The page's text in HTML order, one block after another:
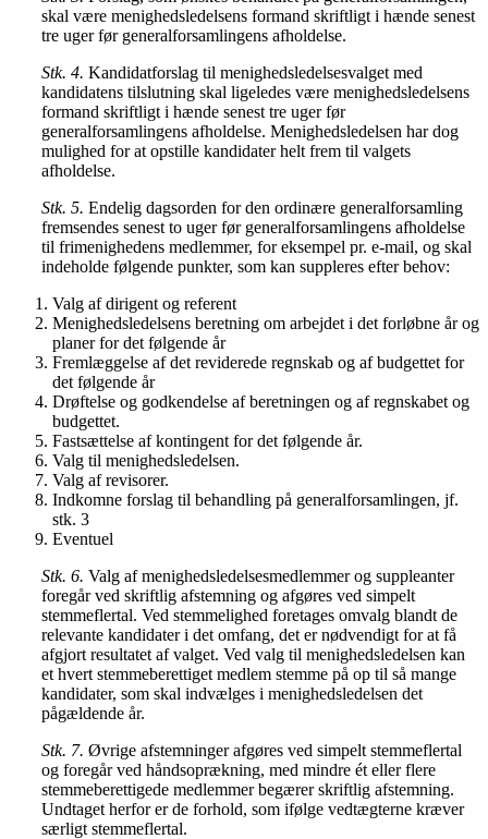
skal være menighedsledelsens formand skriftligt i hænde senest
tre uger før generalforsamlingens afholdelse.
Stk. 4. Kandidatforslag til menighedsledelsesvalget med
kandidatens tilslutning skal ligeledes være menighedsledelsens
formand skriftligt i hænde senest tre uger før
generalforsamlingens afholdelse. Menighedsledelsen har dog
mulighed for at opstille kandidater helt frem til valgets
afholdelse.
Stk. 5. Endelig dagsorden for den ordinære generalforsamling
fremsendes senest to uger før generalforsamlingens afholdelse
til frimenighedens medlemmer, for eksempel pr. e-mail, og skal
indeholde følgende punkter, som kan suppleres efter behov:
Valg af dirigent og referent
Menighedsledelsens beretning om arbejdet i det forløbne år og
planer for det følgende år
Fremlæggelse af det reviderede regnskab og af budgettet for
det følgende år
Drøftelse og godkendelse af beretningen og af regnskabet og
budgettet.
Fastsættelse af kontingent for det følgende år.
Valg til menighedsledelsen.
Valg af revisorer.
Indkomne forslag til behandling på generalforsamlingen, jf.
stk. 3
Eventuel
Stk. 6. Valg af menighedsledelsesmedlemmer og suppleanter
foregår ved skriftlig afstemning og afgøres ved simpelt
stemmeflertal. Ved stemmelighed foretages omvalg blandt de
relevante kandidater i det omfang, det er nødvendigt for at få
afgjort resultatet af valget. Ved valg til menighedsledelsen kan
et hvert stemmeberettiget medlem stemme på op til så mange
kandidater, som skal indvælges i menighedsledelsen det
pågældende år.
Stk. 7. Øvrige afstemninger afgøres ved simpelt stemmeflertal
og foregår ved håndsoprækning, med mindre ét eller flere
stemmeberettigede medlemmer begærer skriftlig afstemning.
Undtaget herfor er de forhold, som ifølge vedtægterne kræver
særligt stemmeflertal.